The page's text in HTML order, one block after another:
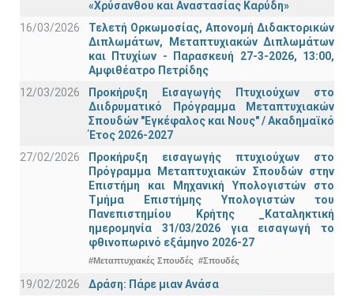
«Χρύσανθου και Αναστασίας Καρύδη»
16/03/2026
Τελετή Ορκωμοσίας, Απονομή Διδακτορικών
Διπλωμάτων, Μεταπτυχιακών Διπλωμάτων
και Πτυχίων - Παρασκευή 27-3-2026, 13:00,
Αμφιθέατρο Πετρίδης
12/03/2026
Προκήρυξη Εισαγωγής Πτυχιούχων στο
Διιδρυματικό Πρόγραμμα Μεταπτυχιακών
Σπουδών "Εγκέφαλος και Νους" / Ακαδημαϊκό
Έτος 2026-2027
27/02/2026
Προκήρυξη εισαγωγής πτυχιούχων στo
Πρόγραμμα Μεταπτυχιακών Σπουδών στην
Επιστήμη και Μηχανική Υπολογιστών στο
Τμήμα Eπιστήμης Υπολογιστών του
Πανεπιστημίου Κρήτης _Καταληκτική
ημερομηνία 31/03/2026 για εισαγωγή το
φθινοπωρινό εξάμηνο 2026-27
#Μεταπτυχιακές Σπουδές #Σπουδές
19/02/2026
Δράση: Πάρε μιαν Ανάσα